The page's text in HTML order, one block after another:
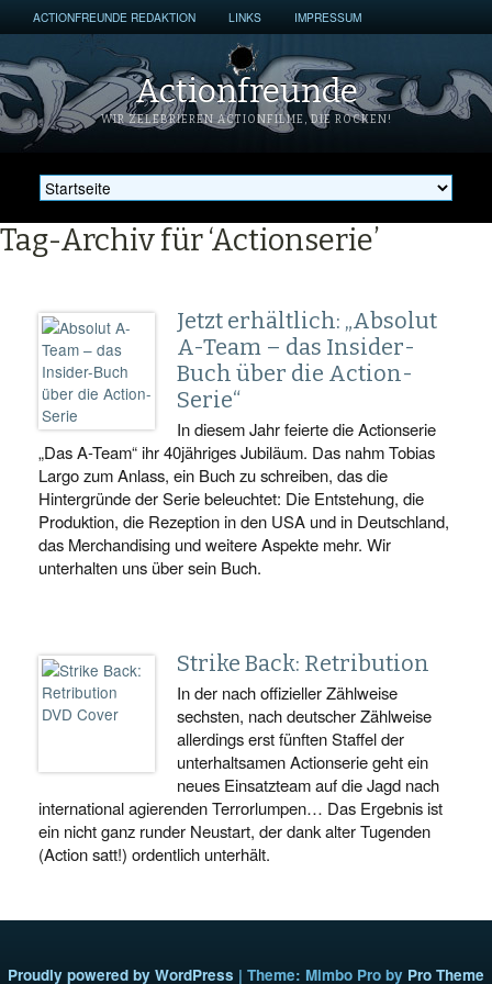
ACTIONFREUNDE REDAKTION LINKS IMPRESSUM
Actionfreunde
WIR ZELEBRIEREN ACTIONFILME, DIE ROCKEN!
Tag-Archiv für ‘Actionserie’
Jetzt erhältlich: „Absolut
A-Team – das Insider-
Buch über die Action-
Serie“
In diesem Jahr feierte die Actionserie
„Das A-Team“ ihr 40jähriges Jubiläum. Das nahm Tobias
Largo zum Anlass, ein Buch zu schreiben, das die
Hintergründe der Serie beleuchtet: Die Entstehung, die
Produktion, die Rezeption in den USA und in Deutschland,
das Merchandising und weitere Aspekte mehr. Wir
unterhalten uns über sein Buch.
Strike Back: Retribution
In der nach offizieller Zählweise
sechsten, nach deutscher Zählweise
allerdings erst fünften Staffel der
unterhaltsamen Actionserie geht ein
neues Einsatzteam auf die Jagd nach
international agierenden Terrorlumpen… Das Ergebnis ist
ein nicht ganz runder Neustart, der dank alter Tugenden
(Action satt!) ordentlich unterhält.
Proudly powered by WordPress | Theme: Mimbo Pro by Pro Theme